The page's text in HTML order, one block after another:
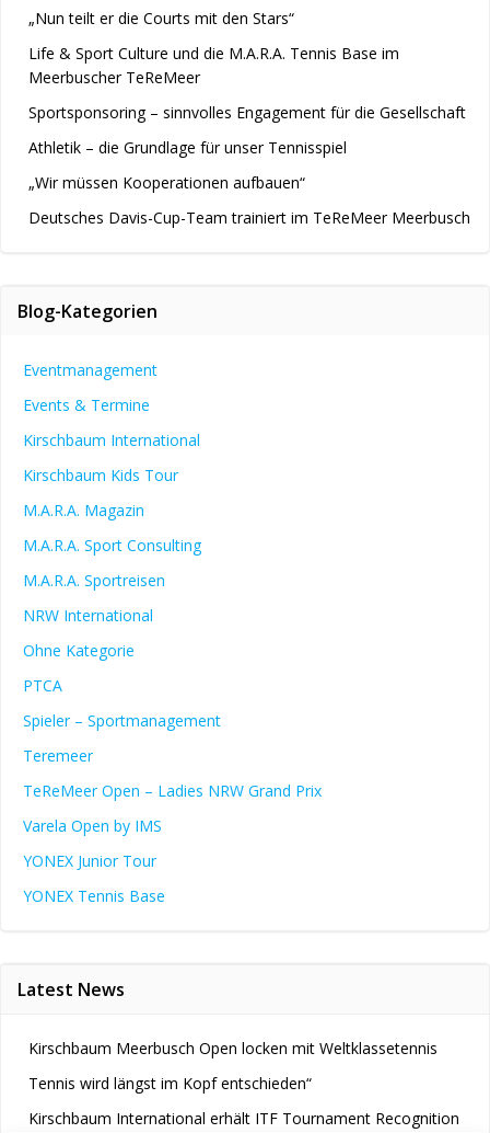
„Nun teilt er die Courts mit den Stars“
Life & Sport Culture und die M.A.R.A. Tennis Base im
Meerbuscher TeReMeer
Sportsponsoring – sinnvolles Engagement für die Gesellschaft
Athletik – die Grundlage für unser Tennisspiel
„Wir müssen Kooperationen aufbauen“
Deutsches Davis-Cup-Team trainiert im TeReMeer Meerbusch
Blog-Kategorien
Eventmanagement
Events & Termine
Kirschbaum International
Kirschbaum Kids Tour
M.A.R.A. Magazin
M.A.R.A. Sport Consulting
M.A.R.A. Sportreisen
NRW International
Ohne Kategorie
PTCA
Spieler – Sportmanagement
Teremeer
TeReMeer Open – Ladies NRW Grand Prix
Varela Open by IMS
YONEX Junior Tour
YONEX Tennis Base
Latest News
Kirschbaum Meerbusch Open locken mit Weltklassetennis
Tennis wird längst im Kopf entschieden“
Kirschbaum International erhält ITF Tournament Recognition